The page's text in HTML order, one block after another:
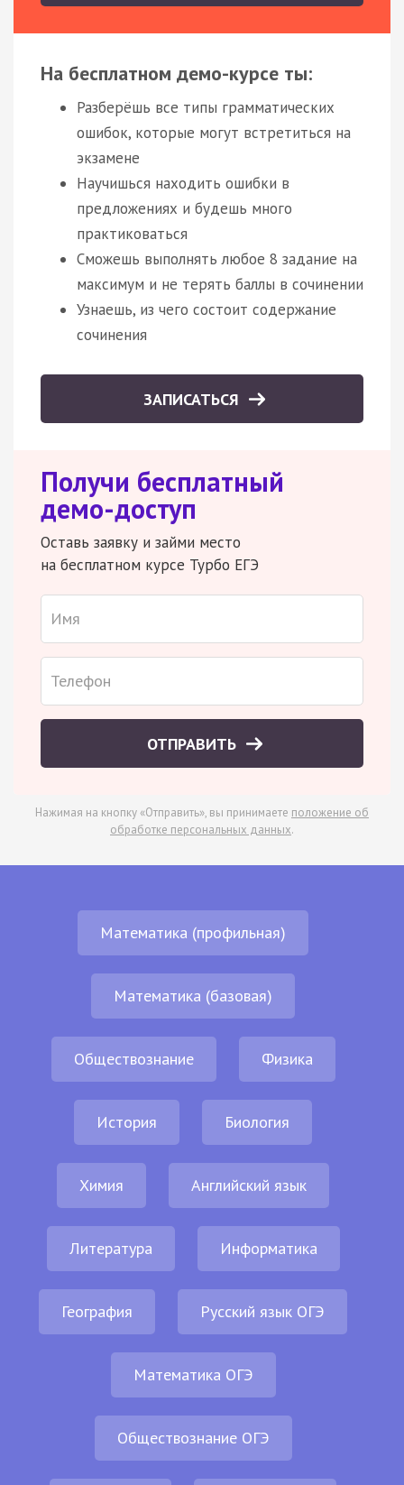
На бесплатном демо-курсе ты:
Разберёшь все типы грамматических
ошибок, которые могут встретиться на
экзамене
Научишься находить ошибки в
предложениях и будешь много
практиковаться
Сможешь выполнять любое 8 задание на
максимум и не терять баллы в сочинении
Узнаешь, из чего состоит содержание
сочинения
ЗАПИСАТЬСЯ
Получи бесплатный
демо-доступ
Оставь заявку и займи место
на бесплатном курсе Турбо ЕГЭ
ОТПРАВИТЬ
Нажимая на кнопку «Отправить», вы принимаете положение об
обработке персональных данных.
Математика (профильная)
Математика (базовая)
Обществознание Физика
История Биология
Химия Английский язык
Литература Информатика
География Русский язык ОГЭ
Математика ОГЭ
Обществознание ОГЭ